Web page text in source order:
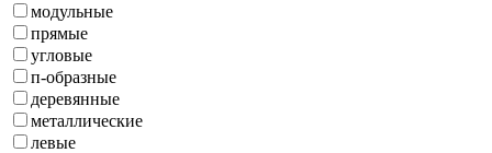
модульные
прямые
угловые
п-образные
деревянные
металлические
левые